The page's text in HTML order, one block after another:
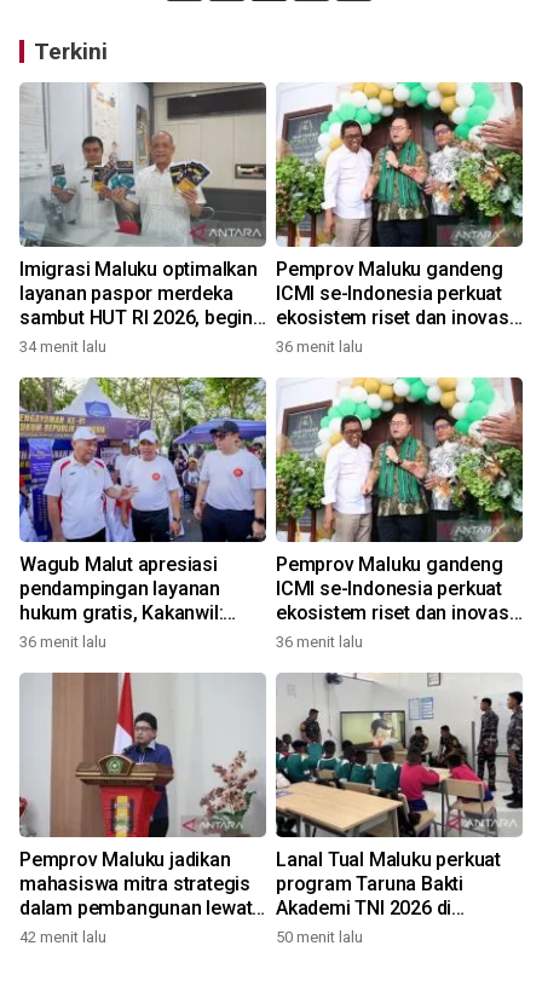
Terkini
Imigrasi Maluku optimalkan
layanan paspor merdeka
sambut HUT RI 2026, begini
kata Kakanwil
34 menit lalu
Pemprov Maluku gandeng
ICMI se-Indonesia perkuat
ekosistem riset dan inovasi
daerah
36 menit lalu
Wagub Malut apresiasi
pendampingan layanan
hukum gratis, Kakanwil:
Pencatatan Hak Cipta Musik
36 menit lalu
Pemprov Maluku gandeng
ICMI se-Indonesia perkuat
ekosistem riset dan inovasi
daerah
36 menit lalu
Pemprov Maluku jadikan
mahasiswa mitra strategis
dalam pembangunan lewat
gagasan konstruktif
42 menit lalu
Lanal Tual Maluku perkuat
program Taruna Bakti
Akademi TNI 2026 di
Sekolah Rakyat
50 menit lalu